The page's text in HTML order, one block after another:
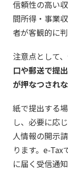
信頼性の高い
間所得・事業
者が客観的に
注意点として
口や郵送で提
が押なつされ
紙で提出する
し、必要に応
人情報の開示
ります。e-
に届く受信通